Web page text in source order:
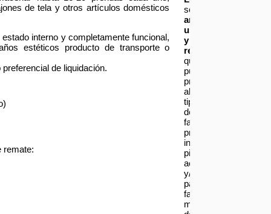
de tela y otros artículos domésticos
interno y completamente funcional,
estéticos producto de transporte o
de liquidación.
remate:
son
artículos
usados
y
refaccionados
que
pueden
presentar
algún
tipo
de
falla,
productos
incompletos,
piezas,
accesorios
y/o
parte
faltantes,
marcas